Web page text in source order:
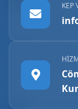
KEP